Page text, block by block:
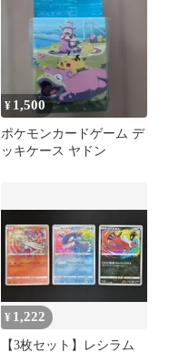
¥ 1,500
ポケモンカードゲーム デ
ッキケース ヤドン
¥ 1,222
【3枚セット】レシラム